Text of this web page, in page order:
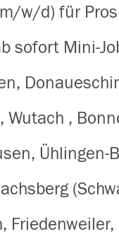
w/d) für
sofort Mini-
Wutach ,
Ühlingen-